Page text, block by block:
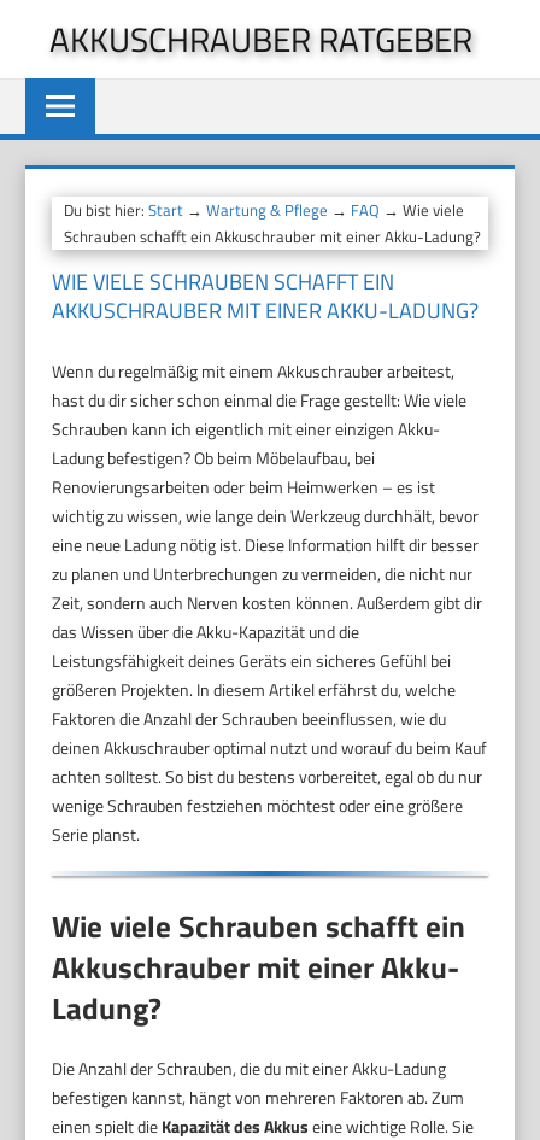
springen
AKKUSCHRAUBER RATGEBER
Du bist hier:Start →Wartung & Pflege → FAQ → Wie viele
Schrauben schafft ein Akkuschrauber mit einer Akku-Ladung?
WIE VIELE SCHRAUBEN SCHAFFT EIN
AKKUSCHRAUBER MIT EINER AKKU-LADUNG?
Wenn du regelmäßig mit einem Akkuschrauber arbeitest,
hast du dir sicher schon einmal die Frage gestellt: Wie viele
Schrauben kann ich eigentlich mit einer einzigen Akku-
Ladung befestigen? Ob beim Möbelaufbau, bei
Renovierungsarbeiten oder beim Heimwerken – es ist
wichtig zu wissen, wie lange dein Werkzeug durchhält, bevor
eine neue Ladung nötig ist. Diese Information hilft dir besser
zu planen und Unterbrechungen zu vermeiden, die nicht nur
Zeit, sondern auch Nerven kosten können. Außerdem gibt dir
das Wissen über die Akku-Kapazität und die
Leistungsfähigkeit deines Geräts ein sicheres Gefühl bei
größeren Projekten. In diesem Artikel erfährst du, welche
Faktoren die Anzahl der Schrauben beeinflussen, wie du
deinen Akkuschrauber optimal nutzt und worauf du beim Kauf
achten solltest. So bist du bestens vorbereitet, egal ob du nur
wenige Schrauben festziehen möchtest oder eine größere
Serie planst.
Wie viele Schrauben schafft ein
Akkuschrauber mit einer Akku-
Ladung?
Die Anzahl der Schrauben, die du mit einer Akku-Ladung
befestigen kannst, hängt von mehreren Faktoren ab. Zum
einen spielt dieKapazität des Akkuseine wichtige Rolle. Sie